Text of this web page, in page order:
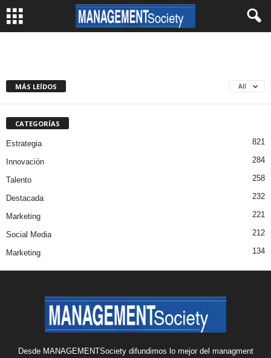
MÁS LEÍDOS All
CATEGORÍAS
Estrategia 821
Innovación 284
Talento 258
Destacada 232
Marketing 221
Social Media 212
Marketing 134
Desde MANAGEMENTSociety difundimos lo mejor del managment